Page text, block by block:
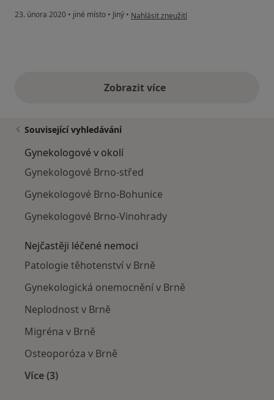
23. února 2020 • jiné místo • Jiný • podle názoru uživatele Míša
Nahlásit zneužití
Zobrazit vícevýše uvedené názory
Související vyhledávání
Gynekologové v okolí
Gynekologové Brno-střed
Gynekologové Brno-Bohunice
Gynekologové Brno-Vinohrady
Nejčastěji léčené nemoci
Patologie těhotenství v Brně
Gynekologická onemocnění v Brně
Neplodnost v Brně
Migréna v Brně
Osteoporóza v Brně
Více (3)